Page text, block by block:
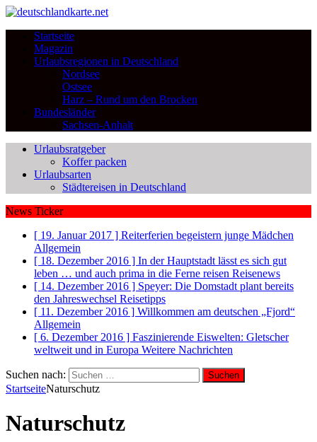
Startseite
Magazin
Urlaubsregionen in Deutschland
Nordsee
Ostsee
Harz – Rund um den Brocken
Bundesländer
Sachsen-Anhalt
Urlaubsratgeber
Koffer packen
Urlaubsarten
Städtereisen in Deutschland
News Ticker
[ 19. Januar 2017 ] Reiterferien begeistern junge Mädchen
Allgemein
[ 18. Dezember 2016 ] In der Hauptstadt lässt es sich gut
leben … und auch prima in die Ferne reisen Reisenews
[ 14. Dezember 2016 ] Speyer: Die Domstadt plant bereits
den Jahreswechsel Reisetipps
[ 11. Dezember 2016 ] Willkommen am deutschen „Fjord“
Allgemein
[ 6. Dezember 2016 ] Faszinierende Eiswelten: Gletscher
weltweit und in Europa Weitere Nachrichten
Suchen nach:
StartseiteNaturschutz
Naturschutz